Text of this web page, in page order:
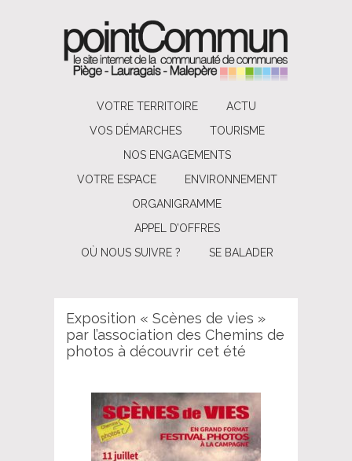
VOTRE TERRITOIRE
ACTU
VOS DÉMARCHES
TOURISME
NOS ENGAGEMENTS
VOTRE ESPACE
ENVIRONNEMENT
ORGANIGRAMME
APPEL D’OFFRES
OÙ NOUS SUIVRE ?
SE BALADER
Exposition « Scènes de vies »
par l’association des Chemins de
photos à découvrir cet été